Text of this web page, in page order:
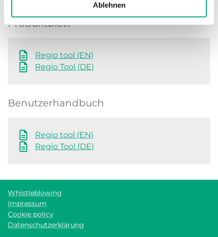
Ablehnen
Produktblatt
Regio tool (EN)
Regio Tool (DE)
Benutzerhandbuch
Regio tool (EN)
Regio Tool (DE)
Whistleblowing
Impressum
Cookie policy
Datenschutzerklärung